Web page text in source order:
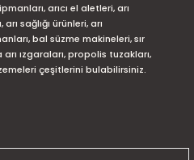
arıcı el aletleri, arı
sağlığı ürünleri, arı
bal süzme makineleri, sır
ızgaraları, propolis tuzakları,
çeşitlerini bulabilirsiniz.